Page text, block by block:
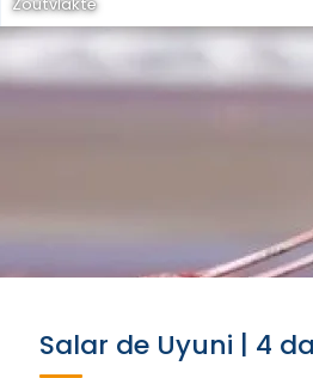
Zoutvlakte
Salar de Uyuni | 4